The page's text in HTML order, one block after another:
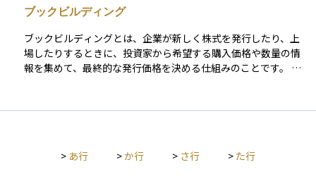
の設定、公募・売出価格の決定などを経て進められます。公募
れます。 投資家にとってIPOは、成長企業への投資機会となる
一方、初値が公募価格を大きく上回ることもあれば、期待ほど
上昇しない場合もあるため、市場の動向をよく見極める必要が
株価が下落するリスクもあるため注意が必要です。
に基づいて作成されます。投資初心者にとっては、少し専門的
で読みづらく感じるかもしれませんが、購入する前にリスクや
条件を確認するためにとても大切な情報源となります。
ブックビルディング
ブックビルディングとは、企業が新しく株式を発行したり、上
場したりするときに、投資家から希望する購入価格や数量の情
報を集めて、最終的な発行価格を決める仕組みのことです。 証
て、需要の高い価格帯を探りながら価格を決定します。 これに
投資家は、ブックビルディング期間中に申し込みを行い、最終
> あ行 >か行 > さ行 > た行